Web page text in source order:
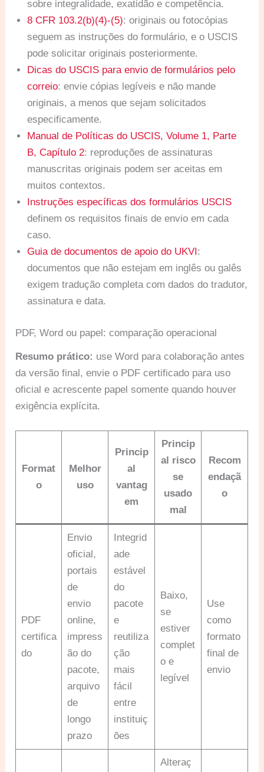
sobre integralidade, exatidão e competência.
8 CFR 103.2(b)(4)-(5): originais ou fotocópias
seguem as instruções do formulário, e o USCIS
pode solicitar originais posteriormente.
Dicas do USCIS para envio de formulários pelo
correio: envie cópias legíveis e não mande
originais, a menos que sejam solicitados
especificamente.
Manual de Políticas do USCIS, Volume 1, Parte
B, Capítulo 2: reproduções de assinaturas
manuscritas originais podem ser aceitas em
muitos contextos.
Instruções específicas dos formulários USCIS
definem os requisitos finais de envio em cada
caso.
Guia de documentos de apoio do UKVI :
documentos que não estejam em inglês ou galês
exigem tradução completa com dados do tradutor,
assinatura e data.
PDF, Word ou papel: comparação operacional
Resumo prático: use Word para colaboração antes
da versão final, envie o PDF certificado para uso
oficial e acrescente papel somente quando houver
exigência explícita.
Format
o
Melhor
uso
Princip
al
vantag
em
Princip
al risco
se
usado
mal
Recom
endaçã
o
PDF
certifica
do
Envio
oficial,
portais
de
envio
online,
impress
ão do
pacote,
arquivo
de
longo
prazo
Integrid
ade
estável
do
pacote
e
reutiliza
ção
mais
fácil
entre
instituiç
ões
Baixo,
se
estiver
complet
o e
legível
Use
como
formato
final de
envio
Alteraç